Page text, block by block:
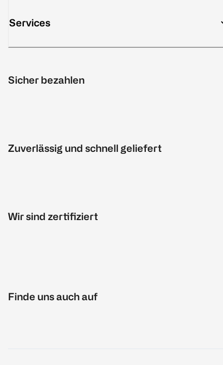
Services
Sicher bezahlen
Zuverlässig und schnell geliefert
Wir sind zertifiziert
Finde uns auch auf